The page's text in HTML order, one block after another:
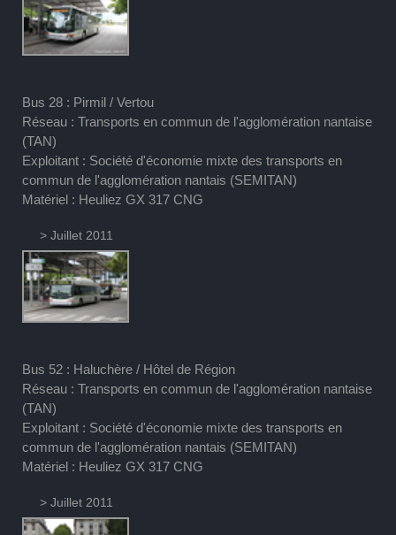
Bus 28 : Pirmil / Vertou
Réseau : Transports en commun de l'agglomération nantaise
(TAN)
Exploitant : Société d'économie mixte des transports en
commun de l'agglomération nantais (SEMITAN)
Matériel : Heuliez GX 317 CNG
> Juillet 2011
Bus 52 : Haluchère / Hôtel de Région
Réseau : Transports en commun de l'agglomération nantaise
(TAN)
Exploitant : Société d'économie mixte des transports en
commun de l'agglomération nantais (SEMITAN)
Matériel : Heuliez GX 317 CNG
> Juillet 2011